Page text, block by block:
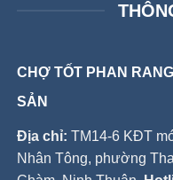
CHỢ TỐT PHAN
SẢN
Địa chỉ: TM14-6 KĐT
Nhân Tông, phường